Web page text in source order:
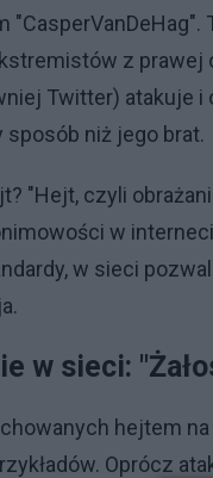
"CasperVanDeHag".
z prawej
Twitter) atakuje
sposób niż jego brat.
"Hejt, czyli
w
w sieci
w sieci:
hejtem
Oprócz